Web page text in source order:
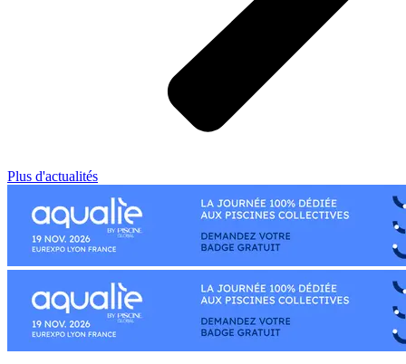
Plus d'actualités